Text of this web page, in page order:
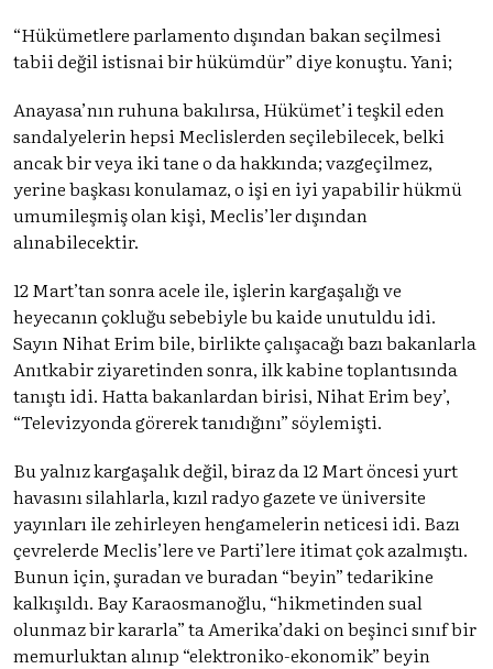
“Hükümetlere parlamento dışından bakan seçilmesi
tabii değil istisnai bir hükümdür” diye konuştu. Yani;
Anayasa’nın ruhuna bakılırsa, Hükümet’i teşkil eden
sandalyelerin hepsi Meclislerden seçilebilecek, belki
ancak bir veya iki tane o da hakkında; vazgeçilmez,
yerine başkası konulamaz, o işi en iyi yapabilir hükmü
umumileşmiş olan kişi, Meclis’ler dışından
alınabilecektir.
12 Mart’tan sonra acele ile, işlerin kargaşalığı ve
heyecanın çokluğu sebebiyle bu kaide unutuldu idi.
Sayın Nihat Erim bile, birlikte çalışacağı bazı bakanlarla
Anıtkabir ziyaretinden sonra, ilk kabine toplantısında
tanıştı idi. Hatta bakanlardan birisi, Nihat Erim bey’,
“Televizyonda görerek tanıdığını” söylemişti.
Bu yalnız kargaşalık değil, biraz da 12 Mart öncesi yurt
havasını silahlarla, kızıl radyo gazete ve üniversite
yayınları ile zehirleyen hengamelerin neticesi idi. Bazı
çevrelerde Meclis’lere ve Parti’lere itimat çok azalmıştı.
Bunun için, şuradan ve buradan “beyin” tedarikine
kalkışıldı. Bay Karaosmanoğlu, “hikmetinden sual
olunmaz bir kararla” ta Amerika’daki on beşinci sınıf bir
memurluktan alınıp “elektroniko-ekonomik” beyin